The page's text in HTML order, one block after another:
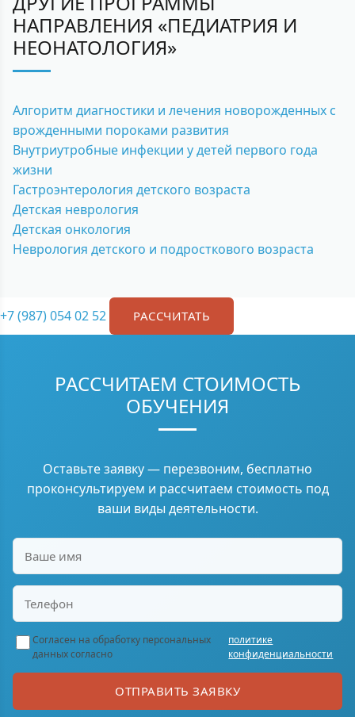
НАПРАВЛЕНИЯ «ПЕДИАТРИЯ И
НЕОНАТОЛОГИЯ»
Алгоритм диагностики и лечения новорожденных с
врожденными пороками развития
Внутриутробные инфекции у детей первого года
жизни
Гастроэнтерология детского возраста
Детская неврология
Детская онкология
Неврология детского и подросткового возраста
+7 (987) 054 02 52 РАССЧИТАТЬ
РАССЧИТАЕМ СТОИМОСТЬ
ОБУЧЕНИЯ
Оставьте заявку — перезвоним, бесплатно
проконсультируем и рассчитаем стоимость под
ваши виды деятельности.
Согласен на обработку персональных
данных согласно
политике
конфиденциальности
ОТПРАВИТЬ ЗАЯВКУ